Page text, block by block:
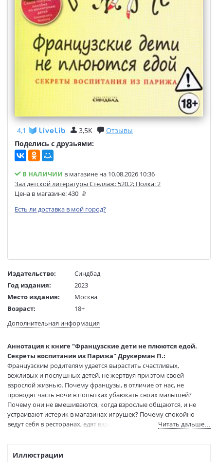
4,1 3,5K
Отзывы
Поделись с друзьями:
В НАЛИЧИИ в магазине на 10.08.2026 10:36
Зал детской литературы Стеллаж: 520.2; Полка: 2
Цена в магазине:430
Есть ли доставка в мой город?
Издательство:
Синдбад
Год издания:
2023
Место издания:
Москва
Возраст:
18+
Язык текста:
русский
Перевод:
Змеева Ю.
Тип обложки:
Мягкая обложка
Формат:
76х100 1/32
Размеры в мм
(ДхШхВ):
178x115x14
Вес:
175 гр.
Страниц:
352
Тираж:
3000 экз.
В продаже с:
Дополнительная информация
Аннотация к книге "Французские дети не плюются едой.
Секреты воспитания из Парижа" Друкерман П.:
Французским родителям удается вырастить счастливых,
вежливых и послушных детей, не жертвуя при этом своей
взрослой жизнью. Почему французы, в отличие от нас, не
проводят часть ночи в попытках убаюкать своих малышей?
Почему они не вмешиваются, когда взрослые общаются, и не
устраивают истерик в магазинах игрушек? Почему спокойно
ведут себя в ресторанах, едят взрослые блюда и способны без
погубить свою фигуру, карьеру и социальную жизнь. Даже с
Читать дальше…
Иллюстрации